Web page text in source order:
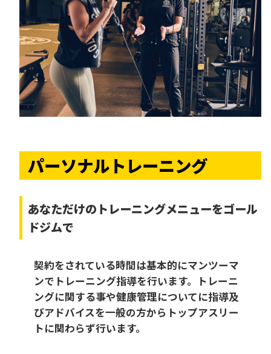
パーソナルトレーニング
あなただけの トレーニングメニューをゴール
ドジムで
契約をされている時間は基本的にマンツーマ
ンでトレーニング指導を行います。トレーニ
ングに関する事や健康管理についてに指導及
びアドバイスを一般の方からトップアスリー
トに関わらず行います。